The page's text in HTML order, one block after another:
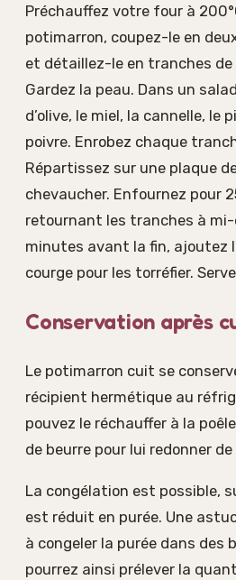
Préchauffez votre four à
potimarron, coupez-le en
et détaillez-le en tranches de
Gardez la peau. Dans un
d’olive, le miel, la cannelle, le
poivre. Enrobez chaque
Répartissez sur une plaque
chevaucher. Enfournez pour
retournant les tranches à mi-
minutes avant la fin, ajoutez
courge pour les torréfier.
Conservation après
Le potimarron cuit se
récipient hermétique au
pouvez le réchauffer à la
de beurre pour lui redonner
La congélation est possible,
est réduit en purée. Une
à congeler la purée dans des
pourrez ainsi prélever la